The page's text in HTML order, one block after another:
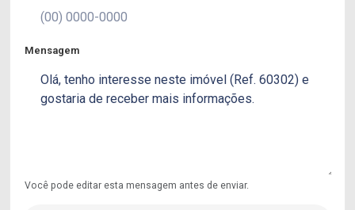
Mensagem
Você pode editar esta mensagem antes de enviar.